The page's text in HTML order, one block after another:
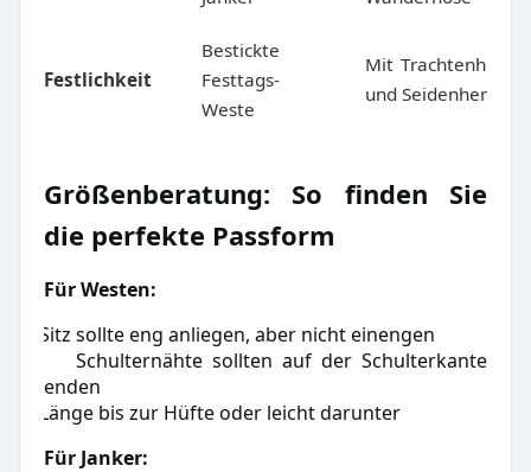
Festlichkeit
Bestickte
Festtags-
Weste
Mit Trachtenhose
und Seidenhemd
Größenberatung: So finden Sie
die perfekte Passform
Für Westen:
Sitz sollte eng anliegen, aber nicht einengen
Schulternähte sollten auf der Schulterkante
enden
Länge bis zur Hüfte oder leicht darunter
Für Janker: